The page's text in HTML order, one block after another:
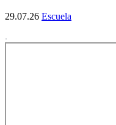
29.07.26 Escuela